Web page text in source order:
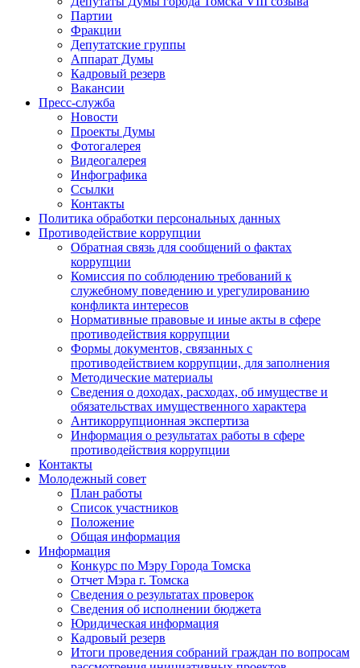
Партии
Фракции
Депутатские группы
Аппарат Думы
Кадровый резерв
Вакансии
Пресс-служба
Новости
Проекты Думы
Фотогалерея
Видеогалерея
Инфографика
Ссылки
Контакты
Политика обработки персональных данных
Прoтивoдeйствие кoрpупции
Обратная связь для сообщений о фактах
коррупции
Комиссия по соблюдению требований к
служебному поведению и урегулированию
конфликта интересов
Нормативные правовые и иные акты в сфере
противодействия коррупции
Формы документов, связанных с
противодействием коррупции, для заполнения
Методические материалы
Сведения о доходах, расходах, об имуществе и
обязательствах имущественного характера
Антикоррупционная экспертиза
Информация о результатах работы в сфере
противодействия коррупции
Контакты
Молодежный совет
План работы
Список участников
Положение
Общая информация
Информация
Конкурс по Мэру Города Томска
Отчет Мэра г. Томска
Сведения о результатах проверок
Сведения об исполнении бюджета
Юридическая информация
Кадровый резерв
Итоги проведения собраний граждан по вопросам